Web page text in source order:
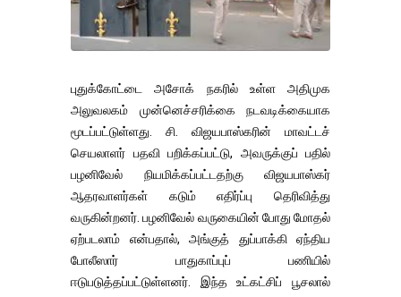
புதுக்கோட்டை அசோக் நகரில் உள்ள அதிமுக
அலுவலகம் முன்னெச்சரிக்கை நடவடிக்கையாக
மூடப்பட்டுள்ளது. சி. விஜயபாஸ்கரின் மாவட்டச்
செயலாளர் பதவி பறிக்கப்பட்டு, அவருக்குப் பதில்
பழனிவேல் நியமிக்கப்பட்டதற்கு விஜயபாஸ்கர்
ஆதரவாளர்கள் கடும் எதிர்ப்பு தெரிவித்து
வருகின்றனர். பழனிவேல் வருகையின் போது மோதல்
ஏற்படலாம் என்பதால், அங்குத் துப்பாக்கி ஏந்திய
போலீஸார் பாதுகாப்புப் பணியில்
ஈடுபடுத்தப்பட்டுள்ளனர். இந்த உட்கட்சிப் பூசலால்